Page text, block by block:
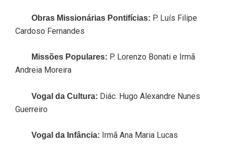
Obras Missionárias Pontifícias: P. Luís Filipe
Cardoso Fernandes
Missões Populares: P. Lorenzo Bonati e Irmã
Andreia Moreira
Vogal da Cultura: Diác. Hugo Alexandre Nunes
Guerreiro
Vogal da Infância: Irmã Ana Maria Lucas